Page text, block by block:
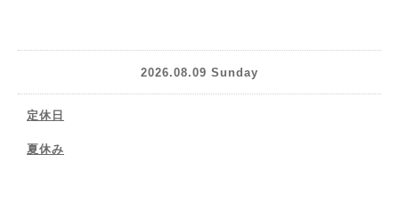
2026.08.09 Sunday
定休日
夏休み